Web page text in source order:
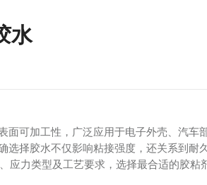
水
可加工性，广泛应用于电子外壳、汽车
择胶水不仅影响粘接强度，还关系到耐
应力类型及工艺要求，选择最合适的胶粘